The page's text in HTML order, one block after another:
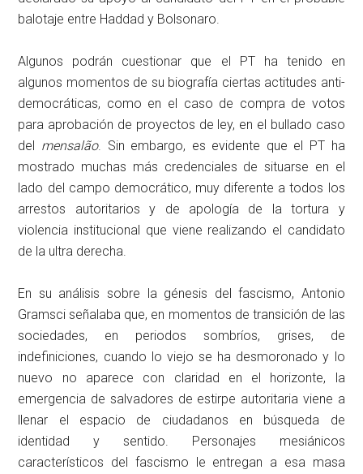
balotaje entre Haddad y Bolsonaro.
Algunos podrán cuestionar que el PT ha tenido en
algunos momentos de su biografía ciertas actitudes anti-
democráticas, como en el caso de compra de votos
para aprobación de proyectos de ley, en el bullado caso
del mensalão. Sin embargo, es evidente que el PT ha
mostrado muchas más credenciales de situarse en el
lado del campo democrático, muy diferente a todos los
arrestos autoritarios y de apología de la tortura y
violencia institucional que viene realizando el candidato
de la ultra derecha.
En su análisis sobre la génesis del fascismo, Antonio
Gramsci señalaba que, en momentos de transición de las
sociedades, en periodos sombríos, grises, de
indefiniciones, cuando lo viejo se ha desmoronado y lo
nuevo no aparece con claridad en el horizonte, la
emergencia de salvadores de estirpe autoritaria viene a
llenar el espacio de ciudadanos en búsqueda de
identidad y sentido. Personajes mesiánicos
característicos del fascismo le entregan a esa masa